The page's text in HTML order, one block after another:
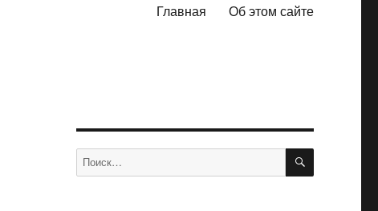
Главная Об этом сайте
Искать: ПОИСК